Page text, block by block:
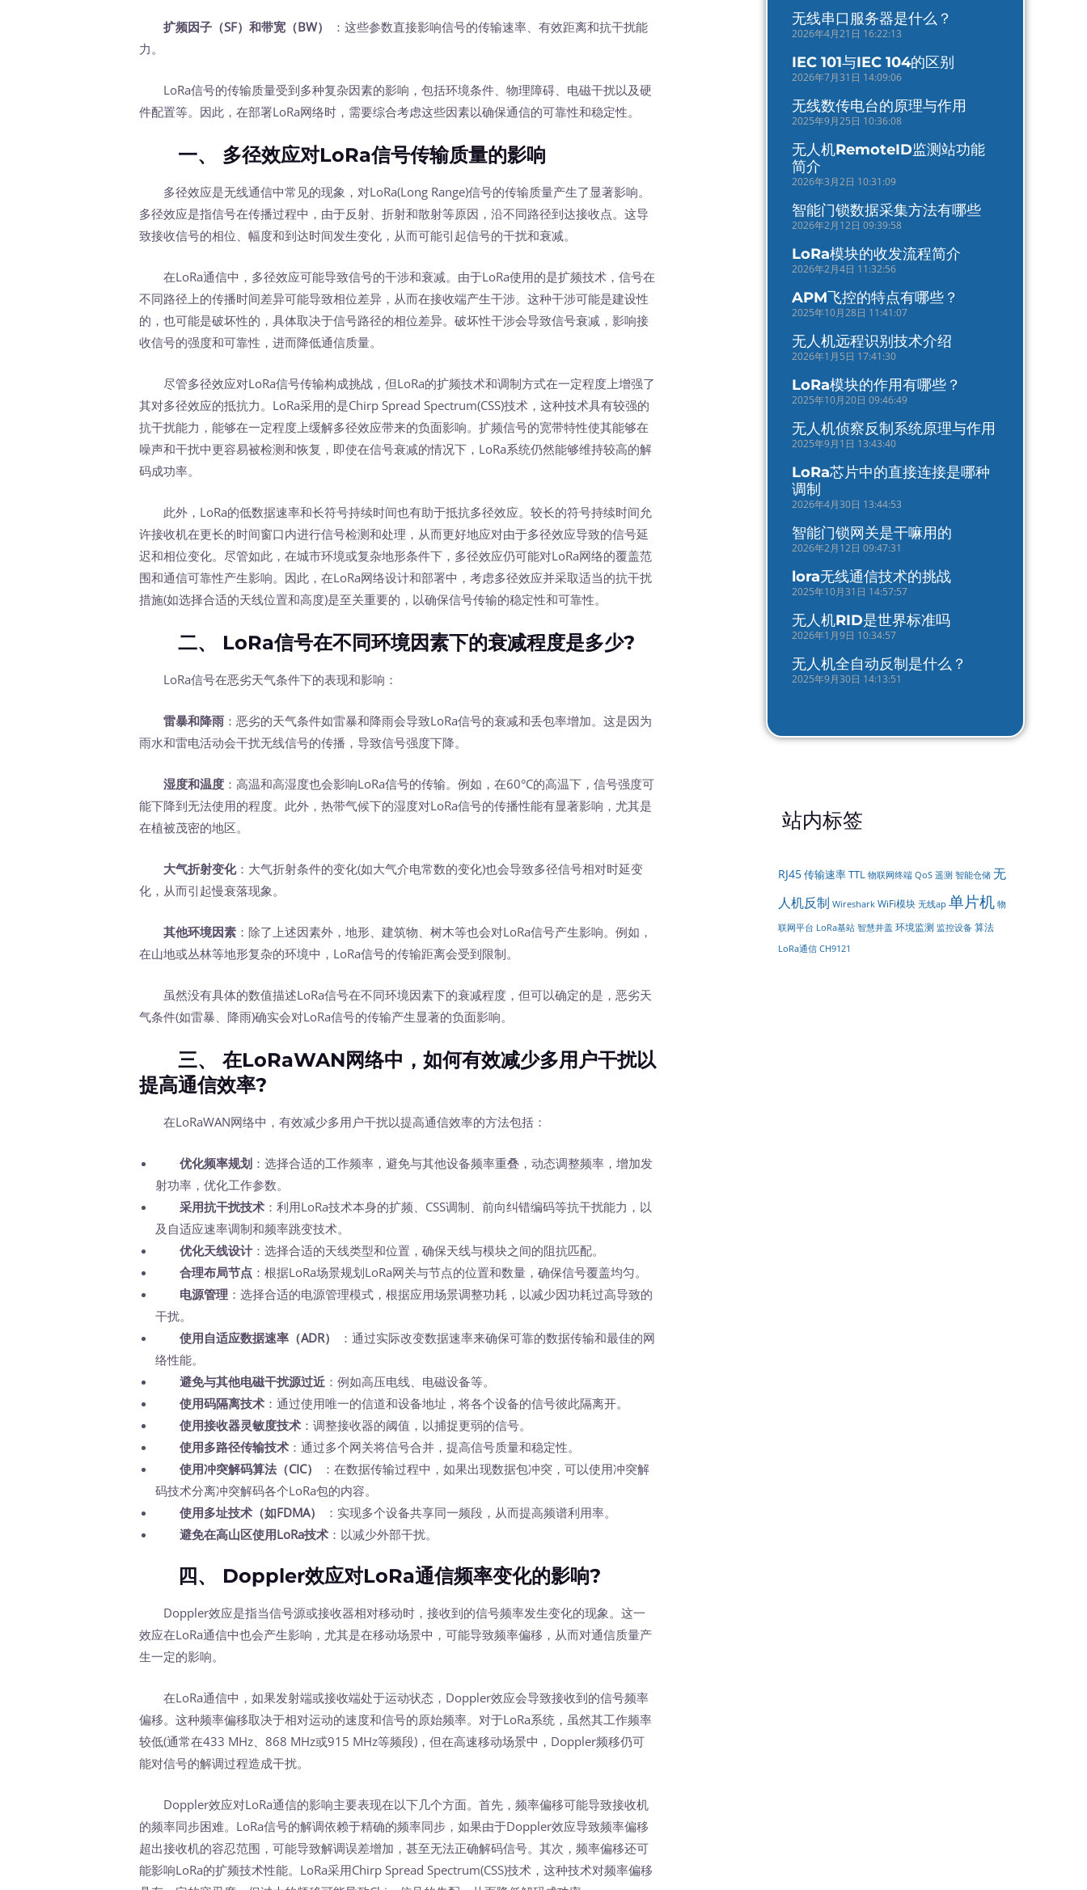
扩频因子（SF）和带宽（BW）
：这些参数直接影响信号的传输速率、有效距离和抗干扰能
力。
LoRa信号的传输质量受到多种复杂因素的影响，包括环境条件、物理障碍、电磁干扰以及硬
件配置等。因此，在部署LoRa网络时，需要综合考虑这些因素以确保通信的可靠性和稳定性。
一、 多径效应对LoRa信号传输质量的影响
多径效应是无线通信中常见的现象，对LoRa(Long Range)信号的传输质量产生了显著影响。
多径效应是指信号在传播过程中，由于反射、折射和散射等原因，沿不同路径到达接收点。这导
致接收信号的相位、幅度和到达时间发生变化，从而可能引起信号的干扰和衰减。
在LoRa通信中，多径效应可能导致信号的干涉和衰减。由于LoRa使用的是扩频技术，信号在
不同路径上的传播时间差异可能导致相位差异，从而在接收端产生干涉。这种干涉可能是建设性
的，也可能是破坏性的，具体取决于信号路径的相位差异。破坏性干涉会导致信号衰减，影响接
收信号的强度和可靠性，进而降低通信质量。
尽管多径效应对LoRa信号传输构成挑战，但LoRa的扩频技术和调制方式在一定程度上增强了
其对多径效应的抵抗力。LoRa采用的是Chirp Spread Spectrum(CSS)技术，这种技术具有较强的
抗干扰能力，能够在一定程度上缓解多径效应带来的负面影响。扩频信号的宽带特性使其能够在
噪声和干扰中更容易被检测和恢复，即使在信号衰减的情况下，LoRa系统仍然能够维持较高的解
码成功率。
此外，LoRa的低数据速率和长符号持续时间也有助于抵抗多径效应。较长的符号持续时间允
许接收机在更长的时间窗口内进行信号检测和处理，从而更好地应对由于多径效应导致的信号延
迟和相位变化。尽管如此，在城市环境或复杂地形条件下，多径效应仍可能对LoRa网络的覆盖范
围和通信可靠性产生影响。因此，在LoRa网络设计和部署中，考虑多径效应并采取适当的抗干扰
措施(如选择合适的天线位置和高度)是至关重要的，以确保信号传输的稳定性和可靠性。
二、 LoRa信号在不同环境因素下的衰减程度是多少?
LoRa信号在恶劣天气条件下的表现和影响：
雷暴和降雨 ：恶劣的天气条件如雷暴和降雨会导致LoRa信号的衰减和丢包率增加。这是因为
雨水和雷电活动会干扰无线信号的传播，导致信号强度下降。
湿度和温度 ：高温和高湿度也会影响LoRa信号的传输。例如，在60°C的高温下，信号强度可
能下降到无法使用的程度。此外，热带气候下的湿度对LoRa信号的传播性能有显著影响，尤其是
在植被茂密的地区。
大气折射变化：大气折射条件的变化(如大气介电常数的变化)也会导致多径信号相对时延变
化，从而引起慢衰落现象。
其他环境因素 ：除了上述因素外，地形、建筑物、树木等也会对LoRa信号产生影响。例如，
在山地或丛林等地形复杂的环境中，LoRa信号的传输距离会受到限制。
虽然没有具体的数值描述LoRa信号在不同环境因素下的衰减程度，但可以确定的是，恶劣天
气条件(如雷暴、降雨)确实会对LoRa信号的传输产生显著的负面影响。
三、 在LoRaWAN网络中，如何有效减少多用户干扰以
提高通信效率?
在LoRaWAN网络中，有效减少多用户干扰以提高通信效率的方法包括：
优化频率规划 ：选择合适的工作频率，避免与其他设备频率重叠，动态调整频率，增加发
射功率，优化工作参数。
采用抗干扰技术 ：利用LoRa技术本身的扩频、CSS调制、前向纠错编码等抗干扰能力，以
及自适应速率调制和频率跳变技术。
优化天线设计：选择合适的天线类型和位置，确保天线与模块之间的阻抗匹配。
合理布局节点 ：根据LoRa场景规划LoRa网关与节点的位置和数量，确保信号覆盖均匀。
电源管理 ：选择合适的电源管理模式，根据应用场景调整功耗，以减少因功耗过高导致的
干扰。
使用自适应数据速率（ADR）
：通过实际改变数据速率来确保可靠的数据传输和最佳的网
络性能。
避免与其他电磁干扰源过近 ：例如高压电线、电磁设备等。
使用码隔离技术 ：通过使用唯一的信道和设备地址，将各个设备的信号彼此隔离开。
使用接收器灵敏度技术 ：调整接收器的阈值，以捕捉更弱的信号。
使用多路径传输技术 ：通过多个网关将信号合并，提高信号质量和稳定性。
使用冲突解码算法（CIC）
：在数据传输过程中，如果出现数据包冲突，可以使用冲突解
码技术分离冲突解码各个LoRa包的内容。
使用多址技术（如FDMA）
：实现多个设备共享同一频段，从而提高频谱利用率。
避免在高山区使用LoRa技术 ：以减少外部干扰。
四、 Doppler效应对LoRa通信频率变化的影响?
Doppler效应是指当信号源或接收器相对移动时，接收到的信号频率发生变化的现象。这一
效应在LoRa通信中也会产生影响，尤其是在移动场景中，可能导致频率偏移，从而对通信质量产
生一定的影响。
在LoRa通信中，如果发射端或接收端处于运动状态，Doppler效应会导致接收到的信号频率
偏移。这种频率偏移取决于相对运动的速度和信号的原始频率。对于LoRa系统，虽然其工作频率
较低(通常在433 MHz、868 MHz或915 MHz等频段)，但在高速移动场景中，Doppler频移仍可
能对信号的解调过程造成干扰。
Doppler效应对LoRa通信的影响主要表现在以下几个方面。首先，频率偏移可能导致接收机
的频率同步困难。LoRa信号的解调依赖于精确的频率同步，如果由于Doppler效应导致频率偏移
超出接收机的容忍范围，可能导致解调误差增加，甚至无法正确解码信号。其次，频率偏移还可
能影响LoRa的扩频技术性能。LoRa采用Chirp Spread Spectrum(CSS)技术，这种技术对频率偏移
无线串口服务器是什么？
2026年4月21日 16:22:13
IEC 101与IEC 104的区别
2026年7月31日 14:09:06
无线数传电台的原理与作用
2025年9月25日 10:36:08
无人机RemoteID监测站功能
简介
2026年3月2日 10:31:09
智能门锁数据采集方法有哪些
2026年2月12日 09:39:58
LoRa模块的收发流程简介
2026年2月4日 11:32:56
APM飞控的特点有哪些？
2025年10月28日 11:41:07
无人机远程识别技术介绍
2026年1月5日 17:41:30
LoRa模块的作用有哪些？
2025年10月20日 09:46:49
无人机侦察反制系统原理与作用
2025年9月1日 13:43:40
LoRa芯片中的直接连接是哪种
调制
2026年4月30日 13:44:53
智能门锁网关是干嘛用的
2026年2月12日 09:47:31
lora无线通信技术的挑战
2025年10月31日 14:57:57
无人机RID是世界标准吗
2026年1月9日 10:34:57
无人机全自动反制是什么？
2025年9月30日 14:13:51
站内标签
RJ45传输速率TTL 物联网终端 QoS 遥测 智能仓储 无
人机反制 Wireshark WiFi模块 无线ap 单片机 物
联网平台 LoRa基站 智慧井盖 环境监测 监控设备 算法
LoRa通信 CH9121